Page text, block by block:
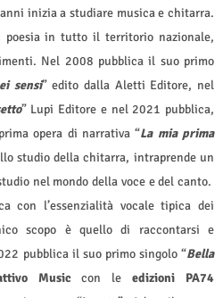
inizia a studiare musica e chitarra.
poesia in tutto il territorio nazionale,
Nel 2008 pubblica il suo primo
sensi” edito dalla Aletti Editore, nel
” Lupi Editore e nel 2021 pubblica,
opera di narrativa “La mia prima
studio della chitarra, intraprende un
nel mondo della voce e del canto.
con l’essenzialità vocale tipica dei
scopo è quello di raccontarsi e
pubblica il suo primo singolo “Bella
Musiccon leedizioni PA74